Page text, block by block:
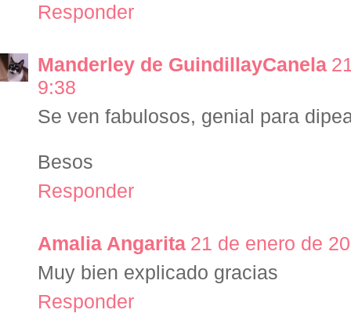
Responder
Manderley de GuindillayCanela
9:38
Se ven fabulosos, genial para
Besos
Responder
Amalia Angarita 21 de enero de
Muy bien explicado gracias
Responder